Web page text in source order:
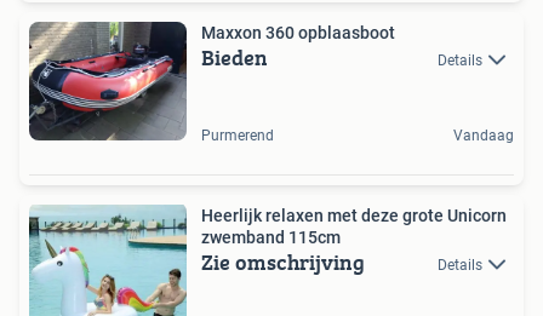
Maxxon 360 opblaasboot
Bieden Details
Purmerend Vandaag
Heerlijk relaxen met deze grote Unicorn
zwemband 115cm
Zie omschrijving Details